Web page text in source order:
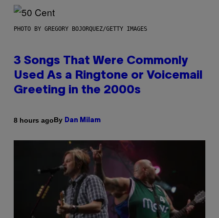
PHOTO BY GREGORY BOJORQUEZ/GETTY IMAGES
3 Songs That Were Commonly
Used As a Ringtone or Voicemail
Greeting in the 2000s
8 hours agoBy Dan Milam